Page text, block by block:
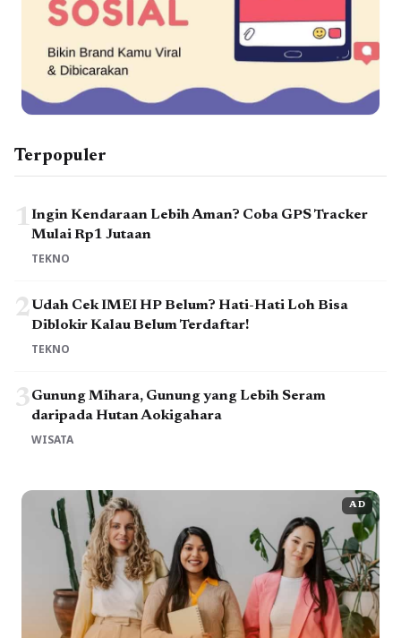
Terpopuler
1Ingin Kendaraan Lebih Aman? Coba GPS Tracker
Mulai Rp1 Jutaan
TEKNO
2Udah Cek IMEI HP Belum? Hati-Hati Loh Bisa
Diblokir Kalau Belum Terdaftar!
TEKNO
3Gunung Mihara, Gunung yang Lebih Seram
daripada Hutan Aokigahara
WISATA
AD